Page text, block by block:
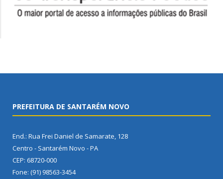
PREFEITURA DE SANTARÉM NOVO
End.: Rua Frei Daniel de Samarate, 128
Centro - Santarém Novo - PA
CEP: 68720-000
Fone: (91) 98563-3454